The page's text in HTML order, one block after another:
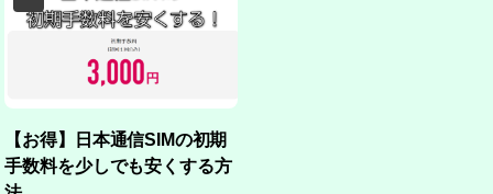
【お得】日本通信SIMの初期
手数料を少しでも安くする方